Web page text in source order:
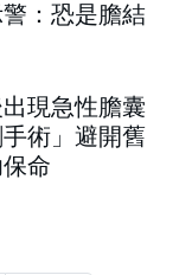
：恐是膽結
現急性膽囊
術」避開舊
命